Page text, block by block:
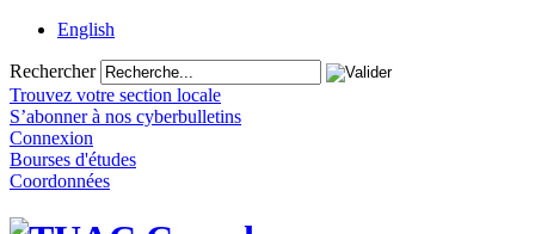
English
Rechercher
Trouvez votre section locale
S’abonner à nos cyberbulletins
Connexion
Bourses d'études
Coordonnées